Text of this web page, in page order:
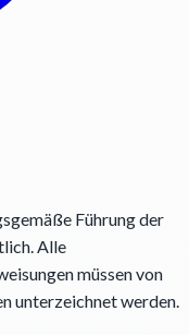
Führung der
Alle
müssen von
unterzeichnet werden.